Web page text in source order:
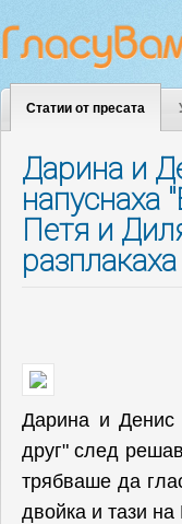
Статии от пресата
Дарина и
напуснаха
Петя и
разплакаха
Дарина и Денис
друг" след
трябваше да
двойка и тази